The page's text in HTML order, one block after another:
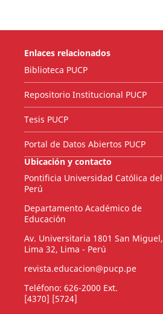
Enlaces relacionados
Biblioteca PUCP
Repositorio Institucional PUCP
Tesis PUCP
Portal de Datos Abiertos PUCP
Ubicación y contacto
Pontificia Universidad Católica del
Perú
Departamento Académico de
Educación
Av. Universitaria 1801 San Miguel,
Lima 32, Lima - Perú
revista.educacion@pucp.pe
Teléfono: 626-2000 Ext.
[4370] [5724]